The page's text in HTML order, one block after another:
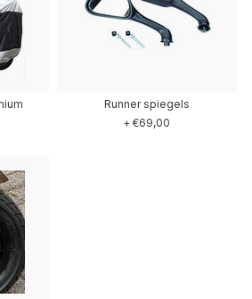
Runner spiegels
+ €69,00